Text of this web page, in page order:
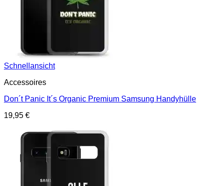
Schnellansicht
Accessoires
Don´t Panic It´s Organic Premium Samsung Handyhülle
19,95 €